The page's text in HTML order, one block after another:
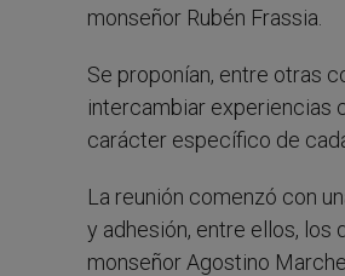
monseñor Rubén Frassia.
Se proponían, entre otras
intercambiar experiencias
carácter específico de
La reunión comenzó con
y adhesión, entre ellos,
monseñor Agostino